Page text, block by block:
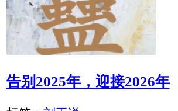
标签： Wi-Fi-HaLow
Wi-Fi HaLow重塑物联网与智慧城